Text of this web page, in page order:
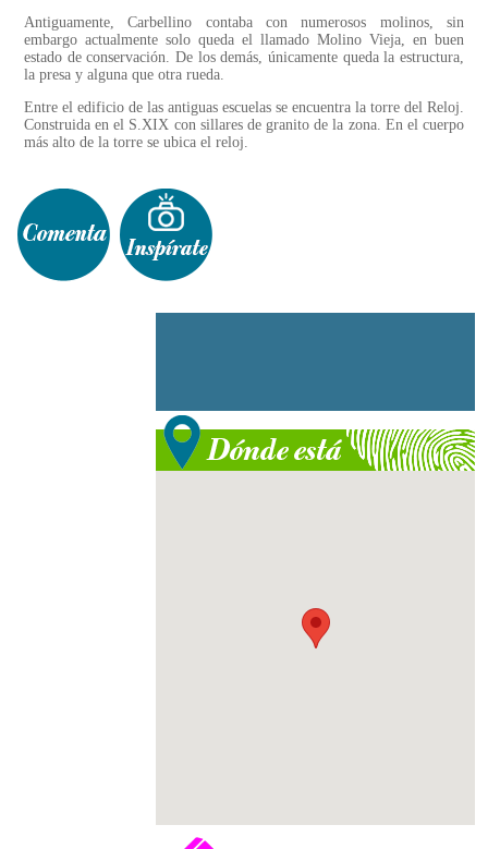
Antiguamente, Carbellino contaba con numerosos molinos, sin
embargo actualmente solo queda el llamado Molino Vieja, en buen
estado de conservación. De los demás, únicamente queda la estructura,
la presa y alguna que otra rueda.
Entre el edificio de las antiguas escuelas se encuentra la torre del Reloj.
Construida en el S.XIX con sillares de granito de la zona. En el cuerpo
más alto de la torre se ubica el reloj.